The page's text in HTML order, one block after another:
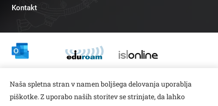
Kontakt
pr@fs.uni-lj.si
Naša spletna stran v namen boljšega delovanja uporablja
piškotke. Z uporabo naših storitev se strinjate, da lahko